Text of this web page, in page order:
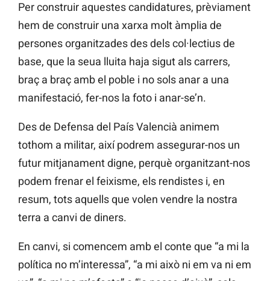
Per construir aquestes candidatures, prèviament
hem de construir una xarxa molt àmplia de
persones organitzades des dels col·lectius de
base, que la seua lluita haja sigut als carrers,
braç a braç amb el poble i no sols anar a una
manifestació, fer-nos la foto i anar-se’n.
Des de Defensa del País Valencià animem
tothom a militar, així podrem assegurar-nos un
futur mitjanament digne, perquè organitzant-nos
podem frenar el feixisme, els rendistes i, en
resum, tots aquells que volen vendre la nostra
terra a canvi de diners.
En canvi, si comencem amb el conte que “a mi la
política no m’interessa”, “a mi això ni em va ni em